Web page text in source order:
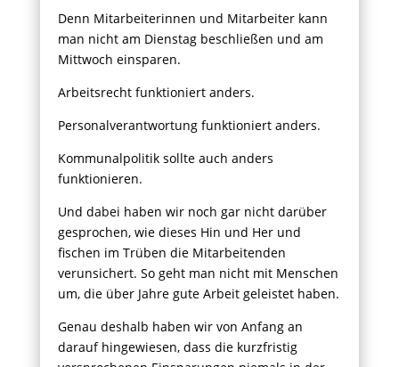
Denn Mitarbeiterinnen und Mitarbeiter kann
man nicht am Dienstag beschließen und am
Mittwoch einsparen.
Arbeitsrecht funktioniert anders.
Personalverantwortung funktioniert anders.
Kommunalpolitik sollte auch anders
funktionieren.
Und dabei haben wir noch gar nicht darüber
gesprochen, wie dieses Hin und Her und
fischen im Trüben die Mitarbeitenden
verunsichert. So geht man nicht mit Menschen
um, die über Jahre gute Arbeit geleistet haben.
Genau deshalb haben wir von Anfang an
darauf hingewiesen, dass die kurzfristig